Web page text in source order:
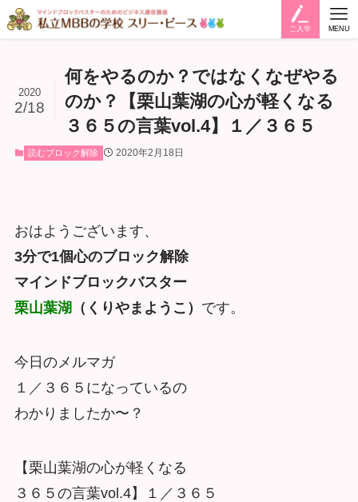
ご入学 MENU
何をやるのか？ではなくなぜやる
のか？【栗山葉湖の心が軽くなる
３６５の言葉vol.4】１／３６５
2020
2/18
読むブロック解除 2020年2月18日
おはようございます、
3分で1個心のブロック解除
マインドブロックバスター
栗山葉湖 （くりやまようこ） です。
今日のメルマガ
１／３６５になっているの
わかりましたか〜？
【栗山葉湖の心が軽くなる
３６５の言葉vol.4】１／３６５